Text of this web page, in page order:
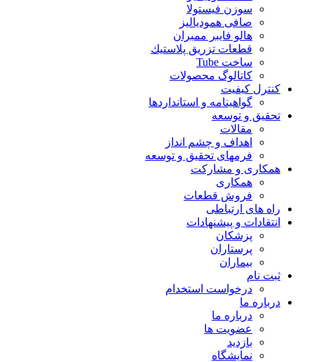
سوزن فیستولا
صافی همودیالیز
هالو فایبر ممبران
قطعات تزريق پلاستيك
ساخت Tube
کاتالوگ محصولات
کنترل کیفیت
گواهينامه و استانداردها
تحقيق و توسعه
مقالات
اهداف و چشم انداز
فرمهای تحقیق و توسعه
همکاری و مشارکت
همکاری
فروش قطعات
راه های ارتباطی
انتقادات و پيشنهادات
پزشكان
پرستاران
بيماران
ثبت نام
درخواست استخدام
درباره ما
درباره ما
عضویت ها
بازدید
نمایشگاه